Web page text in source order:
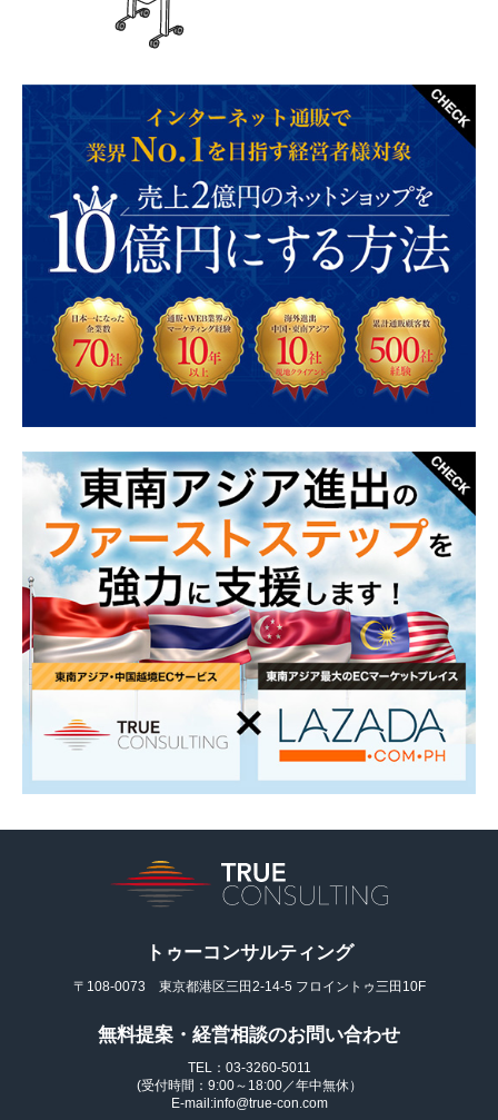
トゥーコンサルティング
〒108-0073 東京都港区三田2-14-5 フロイントゥ三田10F
無料提案・経営相談のお問い合わせ
TEL：03-3260-5011
(受付時間：9:00～18:00／年中無休）
E-mail:info@true-con.com